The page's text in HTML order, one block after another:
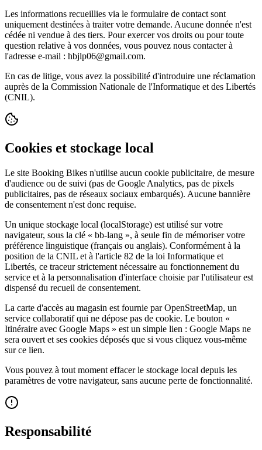
Les informations recueillies via le formulaire de contact sont
uniquement destinées à traiter votre demande. Aucune donnée n'est
cédée ni vendue à des tiers. Pour exercer vos droits ou pour toute
question relative à vos données, vous pouvez nous contacter à
l'adresse e-mail : hbjlp06@gmail.com.
En cas de litige, vous avez la possibilité d'introduire une réclamation
auprès de la Commission Nationale de l'Informatique et des Libertés
(CNIL).
Cookies et stockage local
Le site Booking Bikes n'utilise aucun cookie publicitaire, de mesure
d'audience ou de suivi (pas de Google Analytics, pas de pixels
publicitaires, pas de réseaux sociaux embarqués). Aucune bannière
de consentement n'est donc requise.
Un unique stockage local (localStorage) est utilisé sur votre
navigateur, sous la clé « bb-lang », à seule fin de mémoriser votre
préférence linguistique (français ou anglais). Conformément à la
position de la CNIL et à l'article 82 de la loi Informatique et
Libertés, ce traceur strictement nécessaire au fonctionnement du
service et à la personnalisation d'interface choisie par l'utilisateur est
dispensé du recueil de consentement.
La carte d'accès au magasin est fournie par OpenStreetMap, un
service collaboratif qui ne dépose pas de cookie. Le bouton «
Itinéraire avec Google Maps » est un simple lien : Google Maps ne
sera ouvert et ses cookies déposés que si vous cliquez vous-même
sur ce lien.
Vous pouvez à tout moment effacer le stockage local depuis les
paramètres de votre navigateur, sans aucune perte de fonctionnalité.
Responsabilité